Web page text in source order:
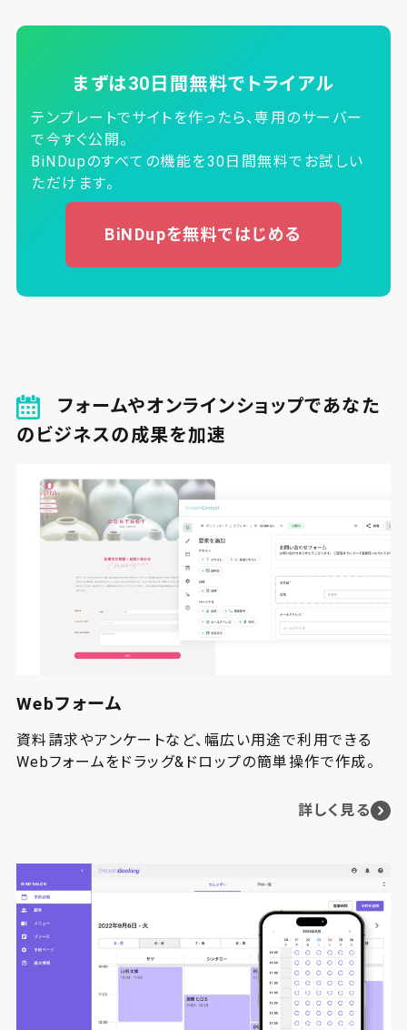
まずは30日間無料でトライアル
テンプレートでサイトを作ったら、専用のサーバー
で今すぐ公開。
BiNDupのすべての機能を30日間無料でお試しい
ただけます。
BiNDupを無料ではじめる
フォームやオンラインショップであなた
のビジネスの成果を加速
Webフォーム
資料請求やアンケートなど、幅広い用途で利用できる
Webフォームをドラッグ&ドロップの簡単操作で作成。
詳しく見る